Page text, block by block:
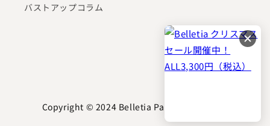
バストアップコラム
Copyright © 2024 Belletia Paris online shop